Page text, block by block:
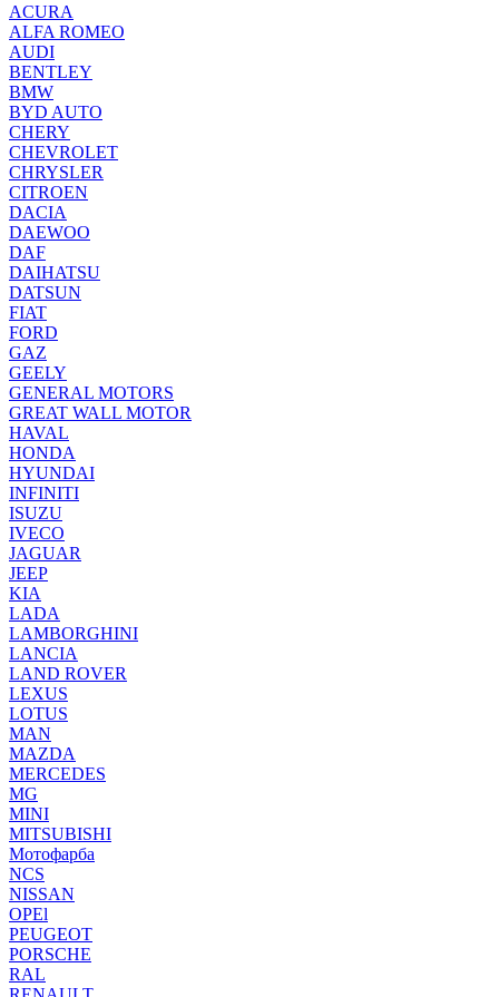
ACURA
ALFA ROMEO
AUDI
BENTLEY
BMW
BYD AUTO
CHERY
CHEVROLET
CHRYSLER
CITROEN
DACIA
DAEWOO
DAF
DAIHATSU
DATSUN
FIAT
FORD
GAZ
GEELY
GENERAL MOTORS
GREAT WALL MOTOR
HAVAL
HONDA
HYUNDAI
INFINITI
ISUZU
IVECO
JAGUAR
JEEP
KIA
LADA
LAMBORGHINI
LANCIA
LAND ROVER
LEXUS
LOTUS
MAN
MAZDA
MERCEDES
MG
MINI
MITSUBISHI
Мотофарба
NCS
NISSAN
OPEl
PEUGEOT
PORSCHE
RAL